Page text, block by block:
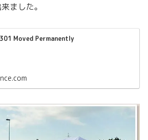
ました。
301 Moved Permanently